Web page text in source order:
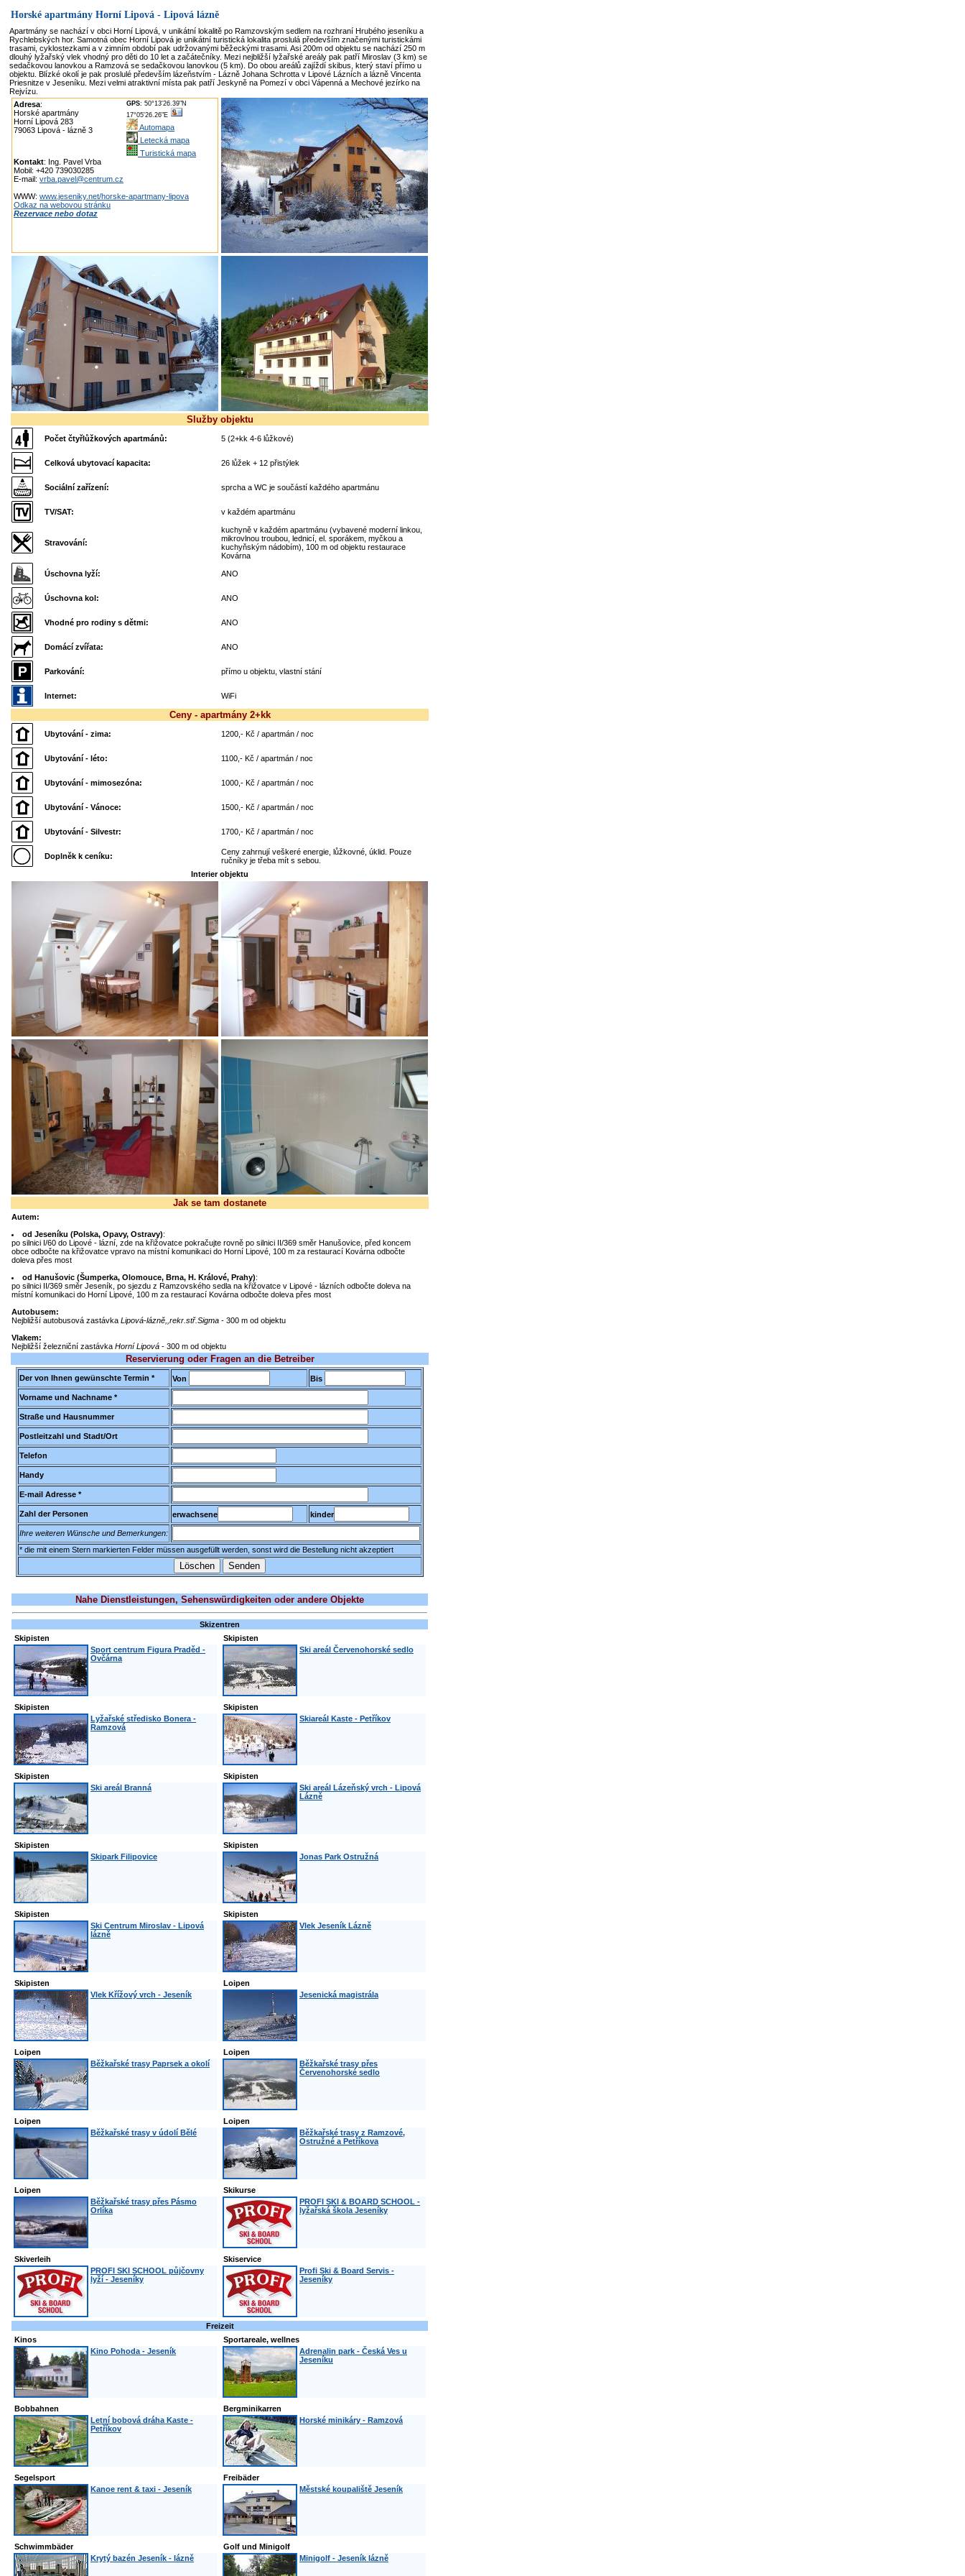
Horské apartmány Horní Lipová - Lipová lázně
Apartmány se nachází v obci Horní Lipová, v unikátní lokalitě po Ramzovským sedlem na rozhraní Hrubého jeseníku a
Rychlebských hor. Samotná obec Horní Lipová je unikátní turistická lokalita proslulá především značenými turistickámi
trasami, cyklostezkami a v zimním období pak udržovanými běžeckými trasami. Asi 200m od objektu se nachází 250 m
dlouhý lyžařský vlek vhodný pro děti do 10 let a začátečníky. Mezi nejbližší lyžařské areály pak patří Miroslav (3 km) se
sedačkovou lanovkou a Ramzová se sedačkovou lanovkou (5 km). Do obou areálů zajíždí skibus, který staví přímo u
objektu. Blízké okolí je pak proslulé především lázeňstvím - Lázně Johana Schrotta v Lipové Lázních a lázně Vincenta
Priesnitze v Jeseníku. Mezi velmi atraktivní místa pak patří Jeskyně na Pomezí v obci Vápenná a Mechové jezírko na
Rejvízu.
Adresa:
Horské apartmány
Horní Lipová 283
79063 Lipová - lázně 3
GPS: 50°13'26.39"N
17°05'26.26"E
Automapa
Letecká mapa
Turistická mapa
Kontakt: Ing. Pavel Vrba
Mobil: +420 739030285
E-mail: vrba.pavel@centrum.cz
WWW: www.jeseniky.net/horske-apartmany-lipova
Odkaz na webovou stránku
Rezervace nebo dotaz
Služby objektu
Počet čtyřlůžkových apartmánů: 5 (2+kk 4-6 lůžkové)
Celková ubytovací kapacita: 26 lůžek + 12 přistýlek
Sociální zařízení: sprcha a WC je součástí každého apartmánu
TV/SAT: v každém apartmánu
Stravování:
kuchyně v každém apartmánu (vybavené moderní linkou,
mikrovlnou troubou, lednicí, el. sporákem, myčkou a
kuchyňským nádobím), 100 m od objektu restaurace
Kovárna
Úschovna lyží: ANO
Úschovna kol: ANO
Vhodné pro rodiny s dětmi: ANO
Domácí zvířata: ANO
Parkování: přímo u objektu, vlastní stání
Internet: WiFi
Ceny - apartmány 2+kk
Ubytování - zima: 1200,- Kč / apartmán / noc
Ubytování - léto: 1100,- Kč / apartmán / noc
Ubytování - mimosezóna: 1000,- Kč / apartmán / noc
Ubytování - Vánoce: 1500,- Kč / apartmán / noc
Ubytování - Silvestr: 1700,- Kč / apartmán / noc
Doplněk k ceníku:
Ceny zahrnují veškeré energie, lůžkovné, úklid. Pouze
ručníky je třeba mít s sebou.
Interier objektu
Jak se tam dostanete
Autem:
od Jeseníku (Polska, Opavy, Ostravy):
po silnici I/60 do Lipové - lázní, zde na křižovatce pokračujte rovně po silnici II/369 směr Hanušovice, před koncem
obce odbočte na křižovatce vpravo na místní komunikaci do Horní Lipové, 100 m za restaurací Kovárna odbočte
doleva přes most
od Hanušovic (Šumperka, Olomouce, Brna, H. Králové, Prahy):
po silnici II/369 směr Jeseník, po sjezdu z Ramzovského sedla na křižovatce v Lipové - lázních odbočte doleva na
místní komunikaci do Horní Lipové, 100 m za restaurací Kovárna odbočte doleva přes most
Autobusem:
Nejbližší autobusová zastávka Lipová-lázně,,rekr.stř.Sigma - 300 m od objektu
Vlakem:
Nejbližší železniční zastávka Horní Lipová - 300 m od objektu
Reservierung oder Fragen an die Betreiber
Der von Ihnen gewünschte Termin * Von Bis
Vorname und Nachname *
Straße und Hausnummer
Postleitzahl und Stadt/Ort
Telefon
Handy
E-mail Adresse *
Zahl der Personen erwachsene kinder
Ihre weiteren Wünsche und Bemerkungen:
* die mit einem Stern markierten Felder müssen ausgefüllt werden, sonst wird die Bestellung nicht akzeptiert
Nahe Dienstleistungen, Sehenswürdigkeiten oder andere Objekte
Skizentren
Skipisten
Sport centrum Figura Praděd -
Ovčárna
Skipisten
Ski areál Červenohorské sedlo
Skipisten
Lyžařské středisko Bonera -
Ramzová
Skipisten
Skiareál Kaste - Petříkov
Skipisten
Ski areál Branná
Skipisten
Ski areál Lázeňský vrch - Lipová
Lázně
Skipisten
Skipark Filipovice
Skipisten
Jonas Park Ostružná
Skipisten
Ski Centrum Miroslav - Lipová
lázně
Skipisten
Vlek Jeseník Lázně
Skipisten
Vlek Křížový vrch - Jeseník
Loipen
Jesenická magistrála
Loipen
Běžkařské trasy Paprsek a okolí
Loipen
Běžkařské trasy přes
Červenohorské sedlo
Loipen
Běžkařské trasy v údolí Bělé
Loipen
Běžkařské trasy z Ramzové,
Ostružné a Petříkova
Loipen
Běžkařské trasy přes Pásmo
Orlíka
Skikurse
PROFI SKI & BOARD SCHOOL -
lyžařská škola Jeseníky
Skiverleih
PROFI SKI SCHOOL půjčovny
lyží - Jeseníky
Skiservice
Profi Ski & Board Servis -
Jeseníky
Freizeit
Kinos
Kino Pohoda - Jeseník
Sportareale, wellnes
Adrenalin park - Česká Ves u
Jeseníku
Bobbahnen
Letní bobová dráha Kaste -
Petříkov
Bergminikarren
Horské minikáry - Ramzová
Segelsport
Kanoe rent & taxi - Jeseník
Freibäder
Městské koupaliště Jeseník
Schwimmbäder
Krytý bazén Jeseník - lázně
Golf und Minigolf
Minigolf - Jeseník lázně